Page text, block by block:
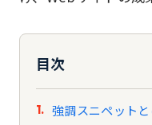
目次
強調スニペット